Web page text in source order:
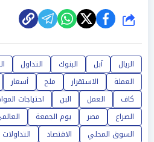
شارك
الريال آبل البنوك التداول
العملة
الاستقرار ملح أسعار
كاف
العمل البن احتياجات
الصراع
مصر يوم الجمعة
السوق المحلي
الاقتصاد التداولات